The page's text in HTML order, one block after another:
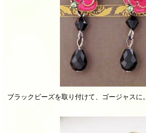
ブラックビーズを取り付けて、ゴージャスに。